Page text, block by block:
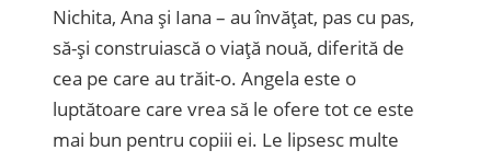
Nichita, Ana și Iana – au învățat, pas cu pas,
să-și construiască o viață nouă, diferită de
cea pe care au trăit-o. Angela este o
luptătoare care vrea să le ofere tot ce este
mai bun pentru copiii ei. Le lipsesc multe